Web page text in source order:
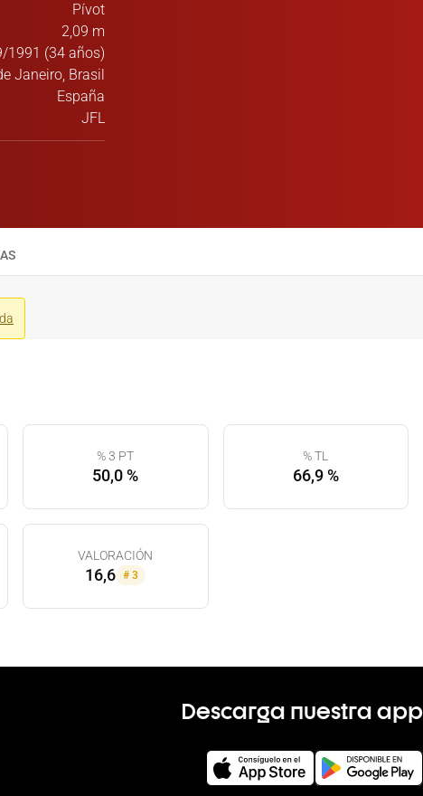
Pívot
2,09 m
1991 (34 años)
Janeiro, Brasil
España
JFL
% 3 PT
50,0 %
% TL
66,9 %
VALORACIÓN
16,6 #3
Descarga nuestra app